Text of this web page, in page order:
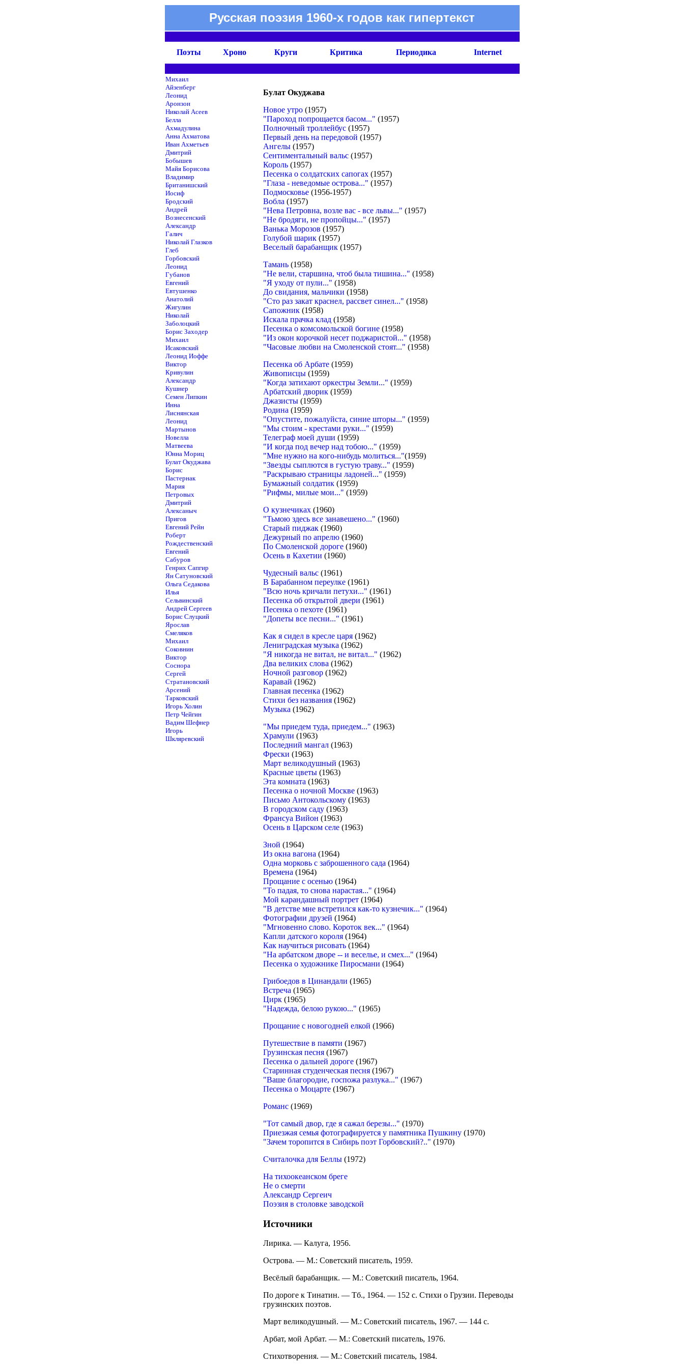
Русская поэзия 1960-х годов как гипертекст
Поэты Хроно Круги Критика Периодика Internet
Михаил
Айзенберг
Леонид
Аронзон
Николай Асеев
Белла
Ахмадулина
Анна Ахматова
Иван Ахметьев
Дмитрий
Бобышев
Майя Борисова
Владимир
Британишский
Иосиф
Бродский
Андрей
Вознесенский
Александр
Галич
Николай Глазков
Глеб
Горбовский
Леонид
Губанов
Евгений
Евтушенко
Анатолий
Жигулин
Николай
Заболоцкий
Борис Заходер
Михаил
Исаковский
Леонид Иоффе
Виктор
Кривулин
Александр
Кушнер
Семен Липкин
Инна
Лиснянская
Леонид
Мартынов
Новелла
Матвеева
Юнна Мориц
Булат Окуджава
Борис
Пастернак
Мария
Петровых
Дмитрий
Алексаныч
Пригов
Евгений Рейн
Роберт
Рождественский
Евгений
Сабуров
Генрих Сапгир
Ян Сатуновский
Ольга Седакова
Илья
Сельвинский
Андрей Сергеев
Борис Слуцкий
Ярослав
Смеляков
Михаил
Соковнин
Виктор
Соснора
Сергей
Стратановский
Арсений
Тарковский
Игорь Холин
Петр Чейгин
Вадим Шефнер
Игорь
Шкляревский
Булат Окуджава
Новое утро(1957)
"Пароход попрощается басом..." (1957)
Полночный троллейбус (1957)
Первый день на передовой (1957)
Ангелы (1957)
Сентиментальный вальс(1957)
Король(1957)
Песенка о солдатских сапогах(1957)
"Глаза - неведомые острова..." (1957)
Подмосковье(1956-1957)
Вобла (1957)
"Нева Петровна, возле вас - все львы..." (1957)
"Не бродяги, не пропойцы..." (1957)
Ванька Морозов (1957)
Голубой шарик(1957)
Веселый барабанщик(1957)
Тамань (1958)
"Не вели, старшина, чтоб была тишина..." (1958)
"Я уходу от пули..." (1958)
До свидания, мальчики (1958)
"Сто раз закат краснел, рассвет синел..." (1958)
Сапожник(1958)
Искала прачка клад(1958)
Песенка о комсомольской богине(1958)
"Из окон корочкой несет поджаристой..." (1958)
"Часовые любви на Смоленской стоят..." (1958)
Песенка об Арбате(1959)
Живописцы(1959)
"Когда затихают оркестры Земли..." (1959)
Арбатский дворик(1959)
Джазисты(1959)
Родина (1959)
"Опустите, пожалуйста, синие шторы..." (1959)
"Мы стоим - крестами руки..." (1959)
Телеграф моей души (1959)
"И когда под вечер над тобою..." (1959)
"Мне нужно на кого-нибудь молиться..."(1959)
"Звезды сыплются в густую траву..." (1959)
"Раскрываю страницы ладоней..." (1959)
Бумажный солдатик(1959)
"Рифмы, милые мои..." (1959)
О кузнечиках(1960)
"Тьмою здесь все занавешено..." (1960)
Старый пиджак(1960)
Дежурный по апрелю(1960)
По Смоленской дороге(1960)
Осень в Кахетии (1960)
Чудесный вальс (1961)
В Барабанном переулке(1961)
"Всю ночь кричали петухи..." (1961)
Песенка об открытой двери (1961)
Песенка о пехоте(1961)
"Допеты все песни..." (1961)
Как я сидел в кресле царя(1962)
Лениградская музыка (1962)
"Я никогда не витал, не витал..." (1962)
Два великих слова (1962)
Ночной разговор(1962)
Каравай (1962)
Главная песенка (1962)
Стихи без названия(1962)
Музыка (1962)
"Мы приедем туда, приедем..." (1963)
Храмули (1963)
Последний мангал(1963)
Фрески (1963)
Март великодушный (1963)
Красные цветы(1963)
Эта комната (1963)
Песенка о ночной Москве(1963)
Письмо Антокольскому(1963)
В городском саду(1963)
Франсуа Вийон (1963)
Осень в Царском селе(1963)
Зной (1964)
Из окна вагона (1964)
Одна морковь с заброшенного сада (1964)
Времена (1964)
Прощание с осенью(1964)
"То падая, то снова нарастая..." (1964)
Мой карандашный портрет(1964)
"В детстве мне встретился как-то кузнечик..." (1964)
Фотографии друзей (1964)
"Мгновенно слово. Короток век..." (1964)
Капли датского короля(1964)
Как научиться рисовать(1964)
"На арбатском дворе -- и веселье, и смех..." (1964)
Песенка о художнике Пиросмани (1964)
Грибоедов в Цинандали (1965)
Встреча (1965)
Цирк(1965)
"Надежда, белою рукою..." (1965)
Прощание с новогодней елкой (1966)
Путешествие в памяти (1967)
Грузинская песня(1967)
Песенка о дальней дороге(1967)
Старинная студенческая песня(1967)
"Ваше благородие, госпожа разлука..." (1967)
Песенка о Моцарте(1967)
Романс(1969)
"Тот самый двор, где я сажал березы..." (1970)
Приезжая семья фотографируется у памятника Пушкину(1970)
"Зачем торопится в Сибирь поэт Горбовский?.." (1970)
Считалочка для Беллы(1972)
На тихоокеанском бреге
Не о смерти
Александр Сергеич
Поэзия в столовке заводской
Источники
Лирика. — Калуга, 1956.
Острова. — М.: Советский писатель, 1959.
Весёлый барабанщик. — М.: Советский писатель, 1964.
По дороге к Тинатин. — Тб., 1964. — 152 с. Стихи о Грузии. Переводы
грузинских поэтов.
Март великодушный. — М.: Советский писатель, 1967. — 144 с.
Арбат, мой Арбат. — М.: Советский писатель, 1976.
Стихотворения. — М.: Советский писатель, 1984.